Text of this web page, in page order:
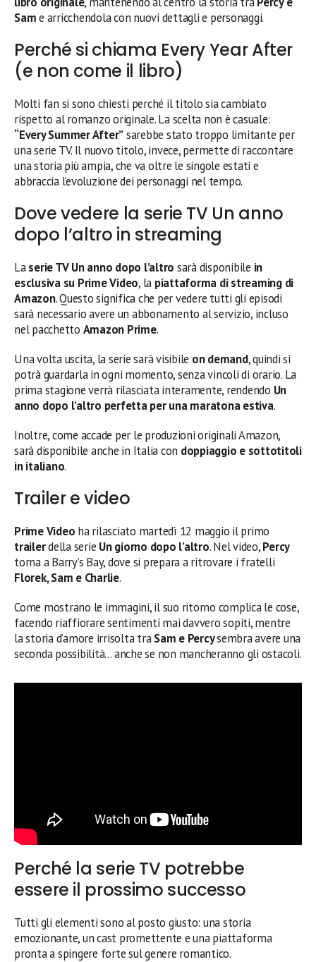
Same arricchendola con nuovi dettagli e personaggi.
Perché si chiama Every Year After
(e non come il libro)
Molti fan si sono chiesti perché il titolo sia cambiato
rispetto al romanzo originale. La scelta non è casuale:
“Every Summer After”sarebbe stato troppo limitante per
una serie TV. Il nuovo titolo, invece, permette di raccontare
una storia più ampia, che va oltre le singole estati e
abbraccia l’evoluzione dei personaggi nel tempo.
Dove vedere la serie TV Un anno
dopo l’altro in streaming
Laserie TV Un anno dopo l’altro sarà disponibile in
esclusiva su Prime Video, la piattaforma di streaming di
Amazon. Questo significa che per vedere tutti gli episodi
sarà necessario avere un abbonamento al servizio, incluso
nel pacchetto Amazon Prime.
Una volta uscita, la serie sarà visibile on demand, quindi si
potrà guardarla in ogni momento, senza vincoli di orario. La
prima stagione verrà rilasciata interamente, rendendo Un
anno dopo l’altro perfetta per una maratona estiva.
Inoltre, come accade per le produzioni originali Amazon,
sarà disponibile anche in Italia con doppiaggio e sottotitoli
in italiano.
Trailer e video
Prime Video ha rilasciato martedì 12 maggio il primo
trailerdella serie Un giorno dopo l’altro. Nel video,Percy
torna a Barry’s Bay, dove si prepara a ritrovare i fratelli
Florek, Sam e Charlie.
Come mostrano le immagini, il suo ritorno complica le cose,
facendo riaffiorare sentimenti mai davvero sopiti, mentre
la storia d’amore irrisolta traSam e Percysembra avere una
seconda possibilità… anche se non mancheranno gli ostacoli.
Perché la serie TV potrebbe
essere il prossimo successo
Tutti gli elementi sono al posto giusto: una storia
emozionante, un cast promettente e una piattaforma
pronta a spingere forte sul genere romantico.